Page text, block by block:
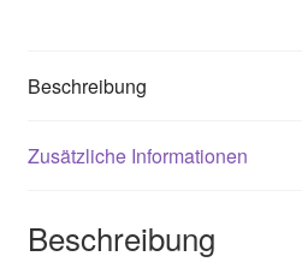
Beschreibung
Zusätzliche Informationen
Beschreibung